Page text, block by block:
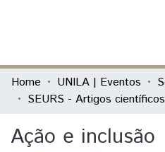
Communities & Collections
All of DSpace
Statistics
Home UNILA | Eventos
SEURS - Artigos científicos
Ação e inclusão